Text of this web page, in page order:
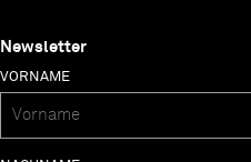
Newsletter
VORNAME